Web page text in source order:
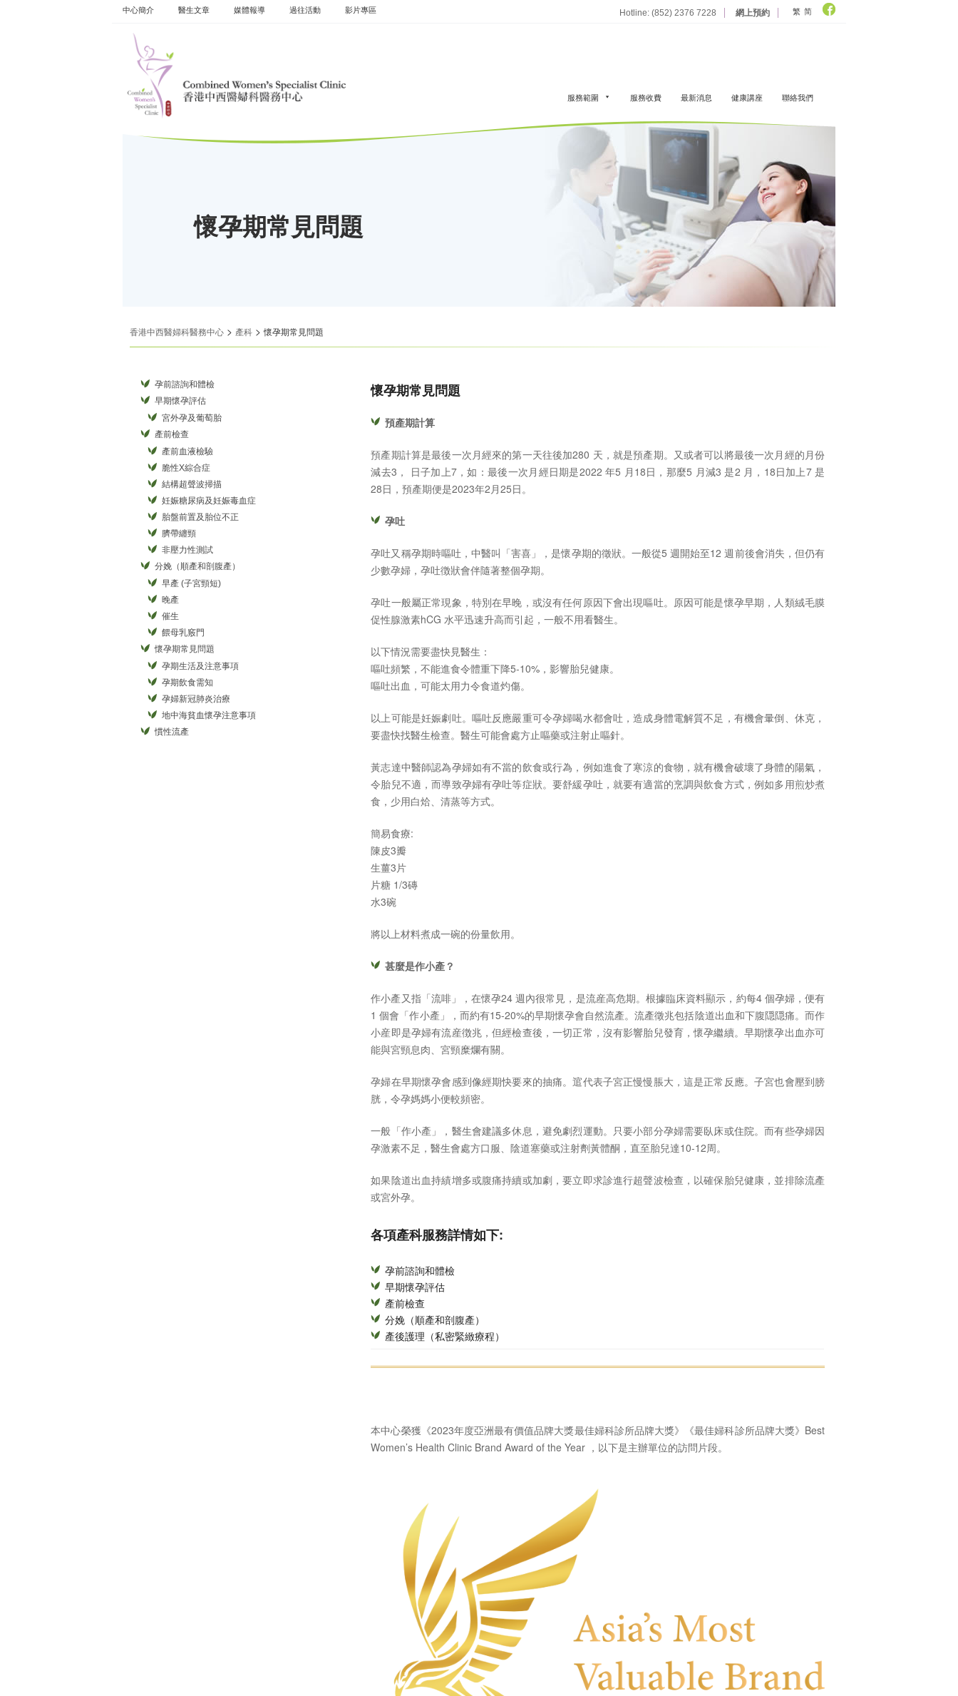
Skip
to
中心簡介 醫生文章 媒體報導 過往活動 影片專區 Hotline: (852) 2376 7228 網上預約 繁 简
服務範圍 服務收費 最新消息 健康講座 聯絡我們
懷孕期常見問題
香港中西醫婦科醫務中心 > 產科 >懷孕期常見問題
孕前諮詢和體檢
早期懷孕評估
宮外孕及葡萄胎
產前檢查
產前血液檢驗
脆性X綜合症
結構超聲波掃描
妊娠糖尿病及妊娠毒血症
胎盤前置及胎位不正
臍帶纏頸
非壓力性測試
分娩（順產和剖腹產）
早產 (子宮頸短)
晚產
催生
餵母乳竅門
懷孕期常見問題
孕期生活及注意事項
孕期飲食需知
孕婦新冠肺炎治療
地中海貧血懷孕注意事項
慣性流產
懷孕期常見問題
預產期計算
預產期計算是最後一次月經來的第一天往後加280 天，就是預產期。又或者可以將最後一次月經的月份
減去3， 日子加上7，如：最後一次月經日期是2022 年5 月18日，那麼5 月減3 是2 月，18日加上7 是
28日，預產期便是2023年2月25日。
孕吐
孕吐又稱孕期時嘔吐，中醫叫「害喜」，是懷孕期的徵狀。一般從5 週開始至12 週前後會消失，但仍有
少數孕婦，孕吐徴狀會伴隨著整個孕期。
孕吐一般屬正常現象，特別在早晚，或沒有任何原因下會出現嘔吐。原因可能是懷孕早期，人類絨毛膜
促性腺激素hCG 水平迅速升高而引起，一般不用看醫生。
以下情況需要盡快見醫生：
嘔吐頻繁，不能進食令體重下降5-10%，影響胎兒健康。
嘔吐出血，可能太用力令食道灼傷。
以上可能是妊娠劇吐。嘔吐反應嚴重可令孕婦喝水都會吐，造成身體電解質不足，有機會暈倒、休克，
要盡快找醫生檢查。醫生可能會處方止嘔藥或注射止嘔針。
黃志達中醫師認為孕婦如有不當的飲食或行為，例如進食了寒涼的食物，就有機會破壞了身體的陽氣，
令胎兒不適，而導致孕婦有孕吐等症狀。要舒緩孕吐，就要有適當的烹調與飲食方式，例如多用煎炒煮
食，少用白烚、清蒸等方式。
簡易食療:
陳皮3瓣
生薑3片
片糖 1/3磚
水3碗
將以上材料煮成一碗的份量飲用。
甚麼是作小產？
作小產又指「流啡」，在懷孕24 週內很常見，是流産高危期。根據臨床資料顯示，約每4 個孕婦，便有
1 個會「作小產」，而約有15-20%的早期懷孕會自然流產。流產徵兆包括陰道出血和下腹隠隠痛。而作
小産即是孕婦有流産徴兆，但經檢查後，一切正常，沒有影響胎兒發育，懷孕繼續。早期懷孕出血亦可
能與宮頸息肉、宮頸糜爛有關。
孕婦在早期懷孕會感到像經期快要來的抽痛。逭代表子宮正慢慢脹大，這是正常反應。子宮也會壓到膀
胱，令孕媽媽小便較頻密。
一般「作小產」，醫生會建議多休息，避免劇烈運動。只要小部分孕婦需要臥床或住院。而有些孕婦因
孕激素不足，醫生會處方口服、陰道塞藥或注射劑黃體酮，直至胎兒達10-12周。
如果陰道出血持績增多或腹痛持續或加劇，要立即求診進行超聲波檢查，以確保胎兒健康，並排除流產
或宮外孕。
各項產科服務詳情如下:
孕前諮詢和體檢
早期懷孕評估
產前檢查
分娩（順產和剖腹產）
產後護理（私密緊緻療程）
本中心榮獲《2023年度亞洲最有價值品牌大獎最佳婦科診所品牌大獎》《最佳婦科診所品牌大獎》Best
Women’s Health Clinic Brand Award of the Year ，以下是主辦單位的訪問片段。